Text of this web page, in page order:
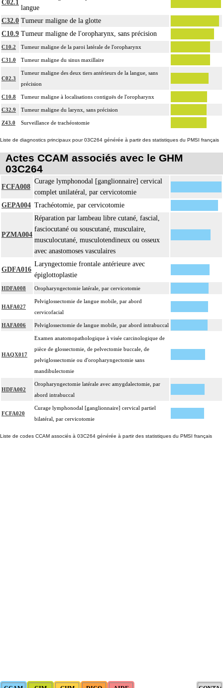
C02.1
langue
C32.0 Tumeur maligne de la glotte
C10.9 Tumeur maligne de l'oropharynx, sans précision
C10.2 Tumeur maligne de la paroi latérale de l'oropharynx
C31.0 Tumeur maligne du sinus maxillaire
C02.3
Tumeur maligne des deux tiers antérieurs de la langue, sans
précision
C10.8 Tumeur maligne à localisations contiguës de l'oropharynx
C32.9 Tumeur maligne du larynx, sans précision
Z43.0 Surveillance de trachéostomie
Liste de diagnostics principaux pour 03C264 générée à partir des statistiques du PMSI français
Actes CCAM associés avec le GHM
03C264
FCFA008
Curage lymphonodal [ganglionnaire] cervical
complet unilatéral, par cervicotomie
GEPA004 Trachéotomie, par cervicotomie
PZMA004
Réparation par lambeau libre cutané, fascial,
fasciocutané ou souscutané, musculaire,
musculocutané, musculotendineux ou osseux
avec anastomoses vasculaires
GDFA016
Laryngectomie frontale antérieure avec
épiglottoplastie
HDFA008 Oropharyngectomie latérale, par cervicotomie
HAFA027
Pelviglossectomie de langue mobile, par abord
cervicofacial
HAFA006 Pelviglossectomie de langue mobile, par abord intrabuccal
HAQX017
Examen anatomopathologique à visée carcinologique de
pièce de glossectomie, de pelvectomie buccale, de
pelviglossectomie ou d'oropharyngectomie sans
mandibulectomie
HDFA002
Oropharyngectomie latérale avec amygdalectomie, par
abord intrabuccal
FCFA020
Curage lymphonodal [ganglionnaire] cervical partiel
bilatéral, par cervicotomie
Liste de codes CCAM associés à 03C264 générée à partir des statistiques du PMSI français